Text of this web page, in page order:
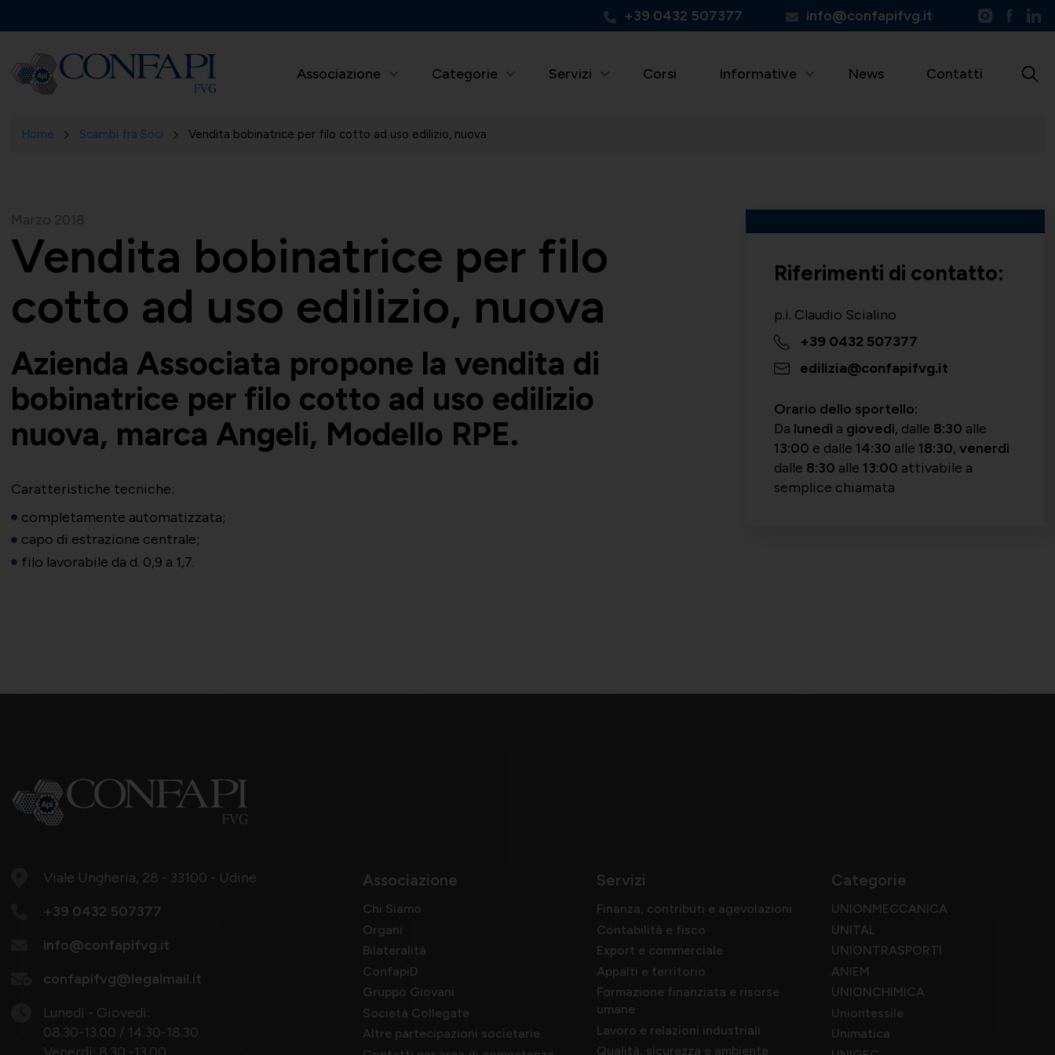
+39 0432 507377 info@confapifvg.it
Associazione Categorie Servizi Corsi Informative News Contatti
Home Scambi fra Soci Vendita bobinatrice per filo cotto ad uso edilizio, nuova
Marzo 2018
Vendita bobinatrice per filo
cotto ad uso edilizio, nuova
Azienda Associata propone la vendita di
bobinatrice per filo cotto ad uso edilizio
nuova, marca Angeli, Modello RPE.
Caratteristiche tecniche:
completamente automatizzata;
capo di estrazione centrale;
filo lavorabile da d. 0,9 a 1,7.
Riferimenti di contatto:
p.i. Claudio Scialino
+39 0432 507377
edilizia@confapifvg.it
Orario dello sportello:
Da lunedì a giovedì, dalle 8:30 alle
13:00 e dalle 14:30 alle 18:30, venerdì
dalle 8:30 alle 13:00 attivabile a
semplice chiamata
Associazione
Chi Siamo
Organi
Bilateralità
ConfapiD
Gruppo Giovani
Società Collegate
Altre partecipazioni societarie
Servizi
Finanza, contributi e agevolazioni
Contabilità e fisco
Export e commerciale
Appalti e territorio
Formazione finanziata e risorse
umane
Lavoro e relazioni industriali
Qualità, sicurezza e ambiente
Categorie
UNIONMECCANICA
UNITAL
UNIONTRASPORTI
ANIEM
UNIONCHIMICA
Uniontessile
Unimatica
Viale Ungheria, 28 - 33100 - Udine
+39 0432 507377
info@confapifvg.it
confapifvg@legalmail.it
Lunedì - Giovedì:
08.30-13.00 / 14.30-18.30